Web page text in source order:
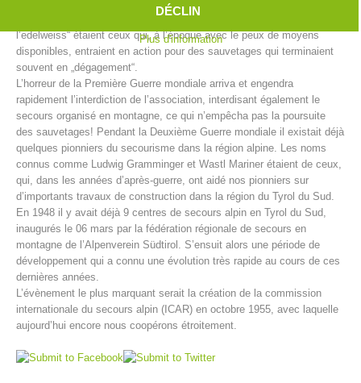
Centres de secours
Ainsi furent créés en Tyrol du Sud entre 1902 et 1914 pas moins de
39 centres de secours alpin. „Les hommes à la croix verte avec
l’edelweiss“ étaient ceux qui, à l’époque avec le peux de moyens
disponibles, entraient en action pour des sauvetages qui terminaient
souvent en „dégagement“.
L’horreur de la Première Guerre mondiale arriva et engendra
rapidement l’interdiction de l’association, interdisant également le
secours organisé en montagne, ce qui n’empêcha pas la poursuite
des sauvetages! Pendant la Deuxième Guerre mondiale il existait déjà
quelques pionniers du secourisme dans la région alpine. Les noms
connus comme Ludwig Gramminger et Wastl Mariner étaient de ceux,
qui, dans les années d’après-guerre, ont aidé nos pionniers sur
d’importants travaux de construction dans la région du Tyrol du Sud.
En 1948 il y avait déjà 9 centres de secours alpin en Tyrol du Sud,
inaugurés le 06 mars par la fédération régionale de secours en
montagne de l’Alpenverein Südtirol. S’ensuit alors une période de
développement qui a connu une évolution très rapide au cours de ces
dernières années.
L’évènement le plus marquant serait la création de la commission
internationale du secours alpin (ICAR) en octobre 1955, avec laquelle
aujourd’hui encore nous coopérons étroitement.
DÉCLIN
Plus d'information